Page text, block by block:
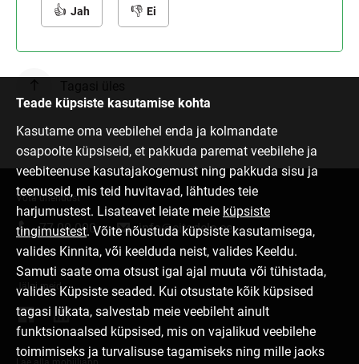
Jah Ei
Teade küpsiste kasutamise kohta
Kasutame oma veebilehel enda ja kolmandate
osapoolte küpsiseid, et pakkuda paremat veebilehe ja
veebiteenuse kasutajakogemust ning pakkuda sisu ja
teenuseid, mis teid huvitavad, lähtudes teie
harjumustest. Lisateavet leiate meie küpsiste
tingimustest. Võite nõustuda küpsiste kasutamisega,
valides Kinnita, või keelduda neist, valides Keeldu.
Samuti saate oma otsust igal ajal muuta või tühistada,
valides Küpsiste seaded. Kui otsustate kõik küpsised
tagasi lükata, salvestab meie veebileht ainult
funktsionaalsed küpsised, mis on vajalikud veebilehe
toimimiseks ja turvalisuse tagamiseks ning mille jaoks
Võta ühendust
77 00 000 info@citadele.ee
Jälgi meid